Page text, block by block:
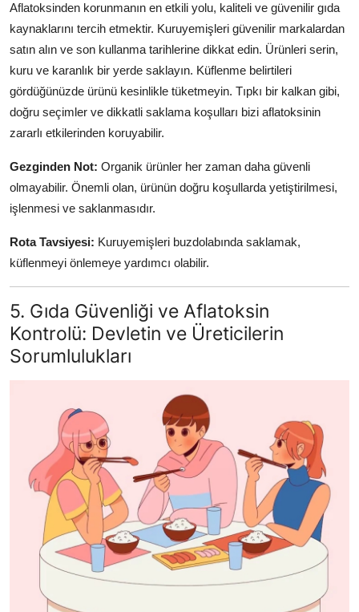
Aflatoksinden korunmanın en etkili yolu, kaliteli ve güvenilir gıda
kaynaklarını tercih etmektir. Kuruyemişleri güvenilir markalardan
satın alın ve son kullanma tarihlerine dikkat edin. Ürünleri serin,
kuru ve karanlık bir yerde saklayın. Küflenme belirtileri
gördüğünüzde ürünü kesinlikle tüketmeyin. Tıpkı bir kalkan gibi,
doğru seçimler ve dikkatli saklama koşulları bizi aflatoksinin
zararlı etkilerinden koruyabilir.
Gezginden Not: Organik ürünler her zaman daha güvenli
olmayabilir. Önemli olan, ürünün doğru koşullarda yetiştirilmesi,
işlenmesi ve saklanmasıdır.
Rota Tavsiyesi: Kuruyemişleri buzdolabında saklamak,
küflenmeyi önlemeye yardımcı olabilir.
5. Gıda Güvenliği ve Aflatoksin
Kontrolü: Devletin ve Üreticilerin
Sorumlulukları